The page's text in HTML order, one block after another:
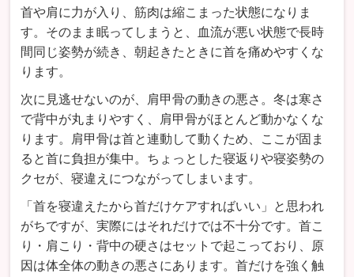
首や肩に力が入り、筋肉は縮こまった状態になりま
す。そのまま眠ってしまうと、血流が悪い状態で長時
間同じ姿勢が続き、朝起きたときに首を痛めやすくな
ります。
次に見逃せないのが、肩甲骨の動きの悪さ。冬は寒さ
で背中が丸まりやすく、肩甲骨がほとんど動かなくな
ります。肩甲骨は首と連動して動くため、ここが固ま
ると首に負担が集中。ちょっとした寝返りや寝姿勢の
クセが、寝違えにつながってしまいます。
「首を寝違えたから首だけケアすればいい」と思われ
がちですが、実際にはそれだけでは不十分です。首こ
り・肩こり・背中の硬さはセットで起こっており、原
因は体全体の動きの悪さにあります。首だけを強く触